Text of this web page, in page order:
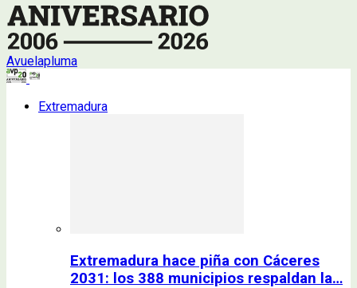
Avuelapluma
Extremadura
Extremadura hace piña con Cáceres
2031: los 388 municipios respaldan la…